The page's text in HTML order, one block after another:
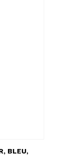
BLEU,